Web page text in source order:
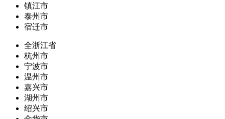
镇江市
泰州市
宿迁市
全浙江省
杭州市
宁波市
温州市
嘉兴市
湖州市
绍兴市